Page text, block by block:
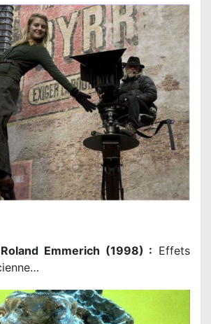
Emmerich (1998) : Effets